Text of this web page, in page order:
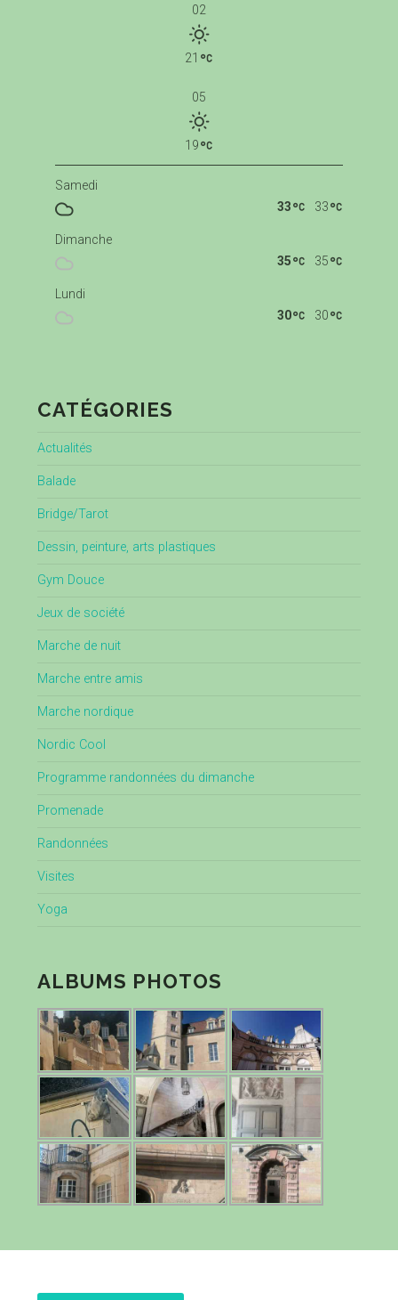
02
21
05
19
Samedi
33
33
Dimanche
35
35
Lundi
30
30
CATÉGORIES
Actualités
Balade
Bridge/Tarot
Dessin, peinture, arts plastiques
Gym Douce
Jeux de société
Marche de nuit
Marche entre amis
Marche nordique
Nordic Cool
Programme randonnées du dimanche
Promenade
Randonnées
Visites
Yoga
ALBUMS PHOTOS